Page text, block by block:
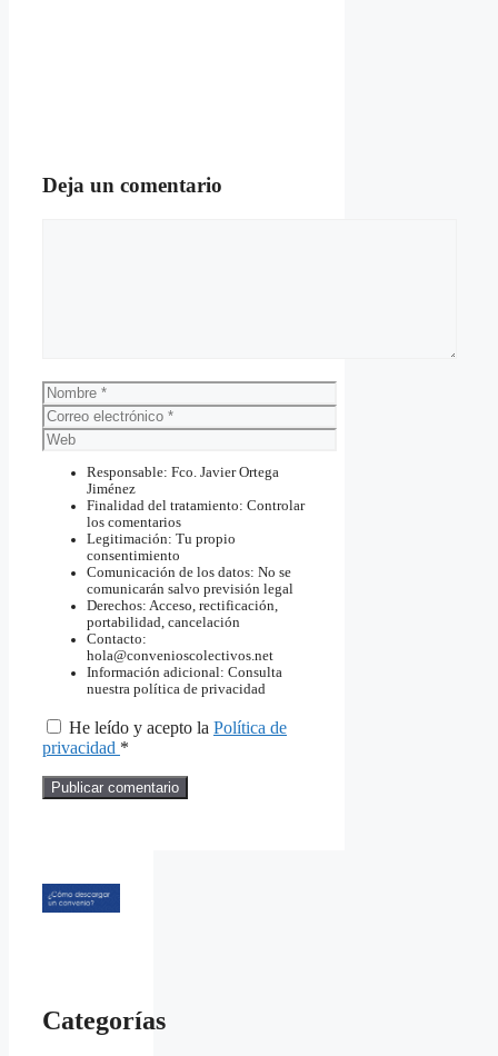
Deja un comentario
Nombre
Correo
electrónico
Web
Responsable: Fco. Javier Ortega
Jiménez
Finalidad del tratamiento: Controlar
los comentarios
Legitimación: Tu propio
consentimiento
Comunicación de los datos: No se
comunicarán salvo previsión legal
Derechos: Acceso, rectificación,
portabilidad, cancelación
Contacto:
hola@convenioscolectivos.net
Información adicional: Consulta
nuestra política de privacidad
He leído y acepto la Política de
privacidad *
Categorías